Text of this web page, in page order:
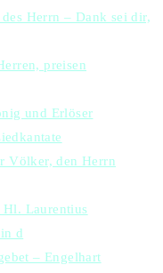
Herrn – Dank sei dir,
preisen
und Erlöser
Völker, den Herrn
Hl. Laurentius
d
– Engelhart